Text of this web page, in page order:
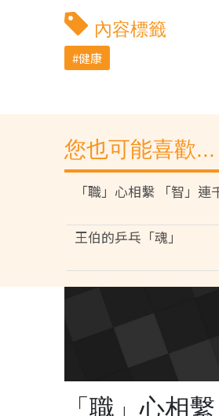
內容標籤
健康
您也可能喜歡...
「職」心相繫 「智」連
王伯的乒乓「魂」
「職」心相